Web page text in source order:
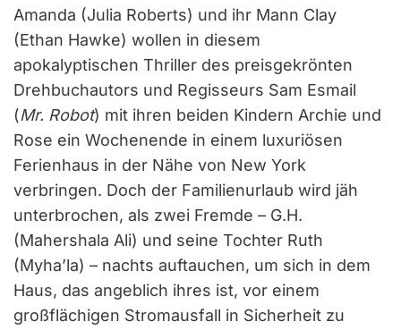
Amanda (Julia Roberts) und ihr Mann Clay
(Ethan Hawke) wollen in diesem
apokalyptischen Thriller des preisgekrönten
Drehbuchautors und Regisseurs Sam Esmail
(Mr. Robot) mit ihren beiden Kindern Archie und
Rose ein Wochenende in einem luxuriösen
Ferienhaus in der Nähe von New York
verbringen. Doch der Familienurlaub wird jäh
unterbrochen, als zwei Fremde – G.H.
(Mahershala Ali) und seine Tochter Ruth
(Myha’la) – nachts auftauchen, um sich in dem
Haus, das angeblich ihres ist, vor einem
großflächigen Stromausfall in Sicherheit zu